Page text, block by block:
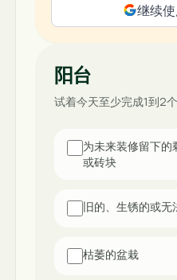
继续
阳台
试着今天至少完成1到2
为未来装修留下的
或砖块
旧的、生锈的或无
枯萎的盆栽